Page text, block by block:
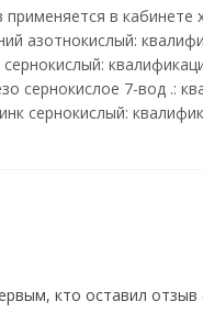
в
азотнокислый:
сернокислое 7-вод .:
сернокислый:
кто оставил